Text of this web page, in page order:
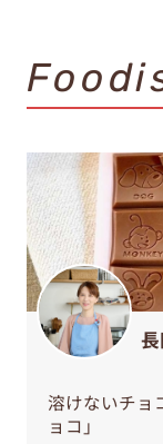
長
溶けないチョ
ョコ」